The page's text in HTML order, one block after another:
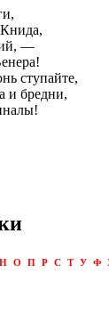
—
ступайте,
и бредни,
Н О П Р С Т У Ф